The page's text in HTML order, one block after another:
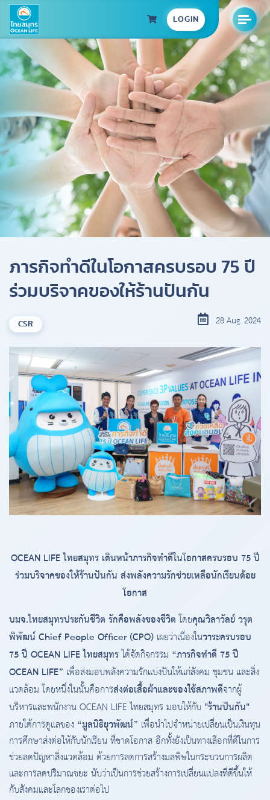
LOGIN
ภารกิจทำดีในโอกาสครบรอบ 75 ปี
ร่วมบริจาคของให้ร้านปันกัน
CSR 28 Aug. 2024
OCEAN LIFE ไทยสมุทร เดินหน้าภารกิจทำดีในโอกาสครบรอบ 75 ปี
ร่วมบริจาคของให้ร้านปันกัน ส่งพลังความรักช่วยเหลือนักเรียนด้อย
โอกาส
บมจ.ไทยสมุทรประกันชีวิต รักคือพลังของชีวิตโดยคุณวิลาวัลย์ วรุต
พิพัฒน์ Chief People Officer (CPO) เผยว่าเนื่องในวาระครบรอบ
75 ปี OCEAN LIFE ไทยสมุทรได้จัดกิจกรรม “ภารกิจทำดี 75 ปี
OCEAN LIFE” เพื่อส่งมอบพลังความรักแบ่งปันให้แก่สังคม ชุมชน และสิ่ง
แวดล้อม โดยหนึ่งในนั้นคือการส่งต่อเสื้อผ้าและของใช้สภาพดีจากผู้
บริหารและพนักงาน OCEAN LIFE ไทยสมุทร มอบให้กับ "ร้านปันกัน"
ภายใต้การดูแลของ “มูลนิธิยุวพัฒน์” เพื่อนำไปจำหน่ายเปลี่ยนเป็นเงินทุน
การศึกษาส่งต่อให้กับนักเรียน ที่ขาดโอกาส อีกทั้งยังเป็นทางเลือกที่ดีในการ
ช่วยลดปัญหาสิ่งแวดล้อม ด้วยการลดการสร้างมลพิษในกระบวนการผลิต
และการลดปริมาณขยะ นับว่าเป็นการช่วยสร้างการเปลี่ยนแปลงที่ดีขึ้นให้
กับสังคมและโลกของเราต่อไป